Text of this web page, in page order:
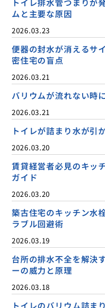
トイレ排水管つまりが
ムと主要な原因
2026.03.23
便器の封水が消えるサ
密住宅の盲点
2026.03.21
バリウムが流れない時
2026.03.21
トイレが詰まり水が引
2026.03.20
賃貸経営者必見のキッ
ガイド
2026.03.20
築古住宅のキッチン水
ラブル回避術
2026.03.19
台所の排水不全を解決
ーの威力と原理
2026.03.18